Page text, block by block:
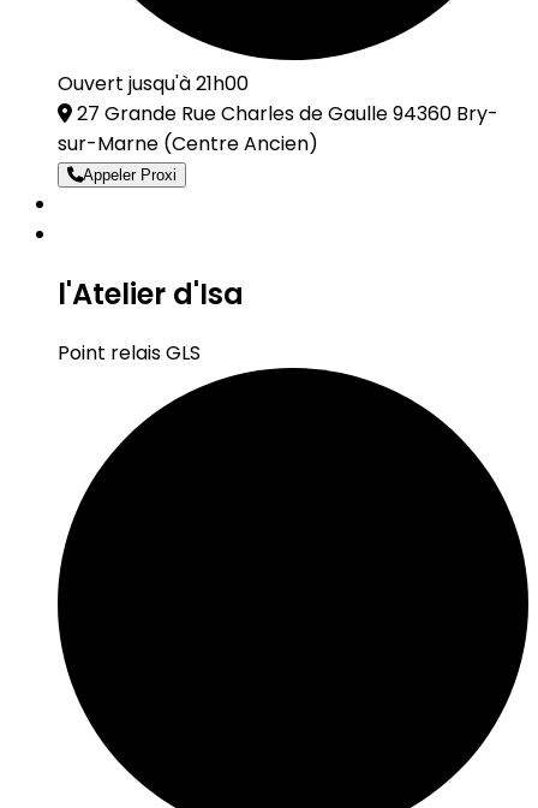
Ouvert jusqu'à 21h00
27 Grande Rue Charles de Gaulle 94360 Bry-
sur-Marne (Centre Ancien)
Appeler Proxi
l'Atelier d'Isa
Point relais GLS